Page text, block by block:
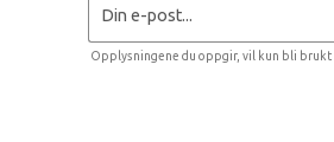
Opplysningene du oppgir, vil kun bli brukt